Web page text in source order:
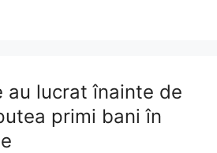
au lucrat înainte de
primi bani în